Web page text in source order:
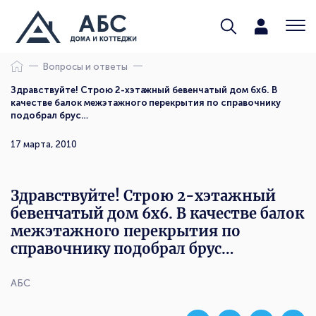
Вопросы и ответы
Здравствуйте! Строю 2-хэтажный бевенчатый дом 6х6. В
качестве балок межэтажного перекрытия по справочнику
подобрал брус…
АБС
17 марта, 2010
Здравствуйте! Строю 2-хэтажный
бевенчатый дом 6х6. В качестве балок
межэтажного перекрытия по
справочнику подобрал брус…